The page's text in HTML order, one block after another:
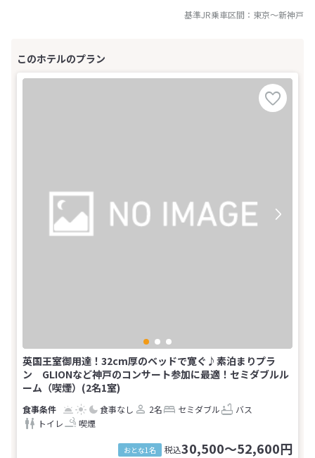
基準JR乗車区間： 東京～新神戸
英国王室御用達！32cm厚のベッドで寛ぐ♪素泊まりプラ
ン GLIONなど神戸のコンサート参加に最適！セミダブルル
ーム（喫煙）(2名1室)
食事なし 2名 セミダブル
バス
トイレ
喫煙
おとな1名 税込30,500～52,600円